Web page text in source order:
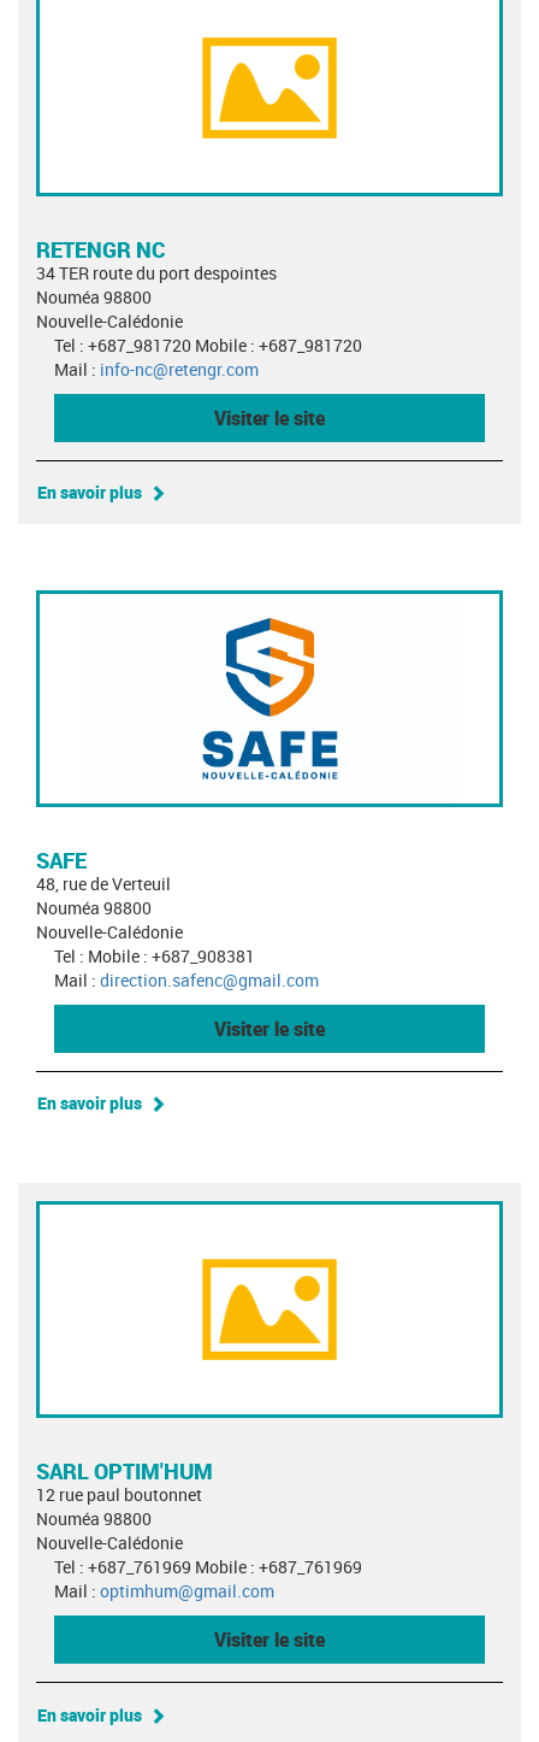
RETENGR NC
34 TER route du port despointes
Nouméa 98800
Nouvelle-Calédonie
Tel : +687_981720 Mobile : +687_981720
Mail : info-nc@retengr.com
Visiter le site
En savoir plus
SAFE
48, rue de Verteuil
Nouméa 98800
Nouvelle-Calédonie
Tel : Mobile : +687_908381
Mail : direction.safenc@gmail.com
Visiter le site
En savoir plus
SARL OPTIM'HUM
12 rue paul boutonnet
Nouméa 98800
Nouvelle-Calédonie
Tel : +687_761969 Mobile : +687_761969
Mail : optimhum@gmail.com
Visiter le site
En savoir plus